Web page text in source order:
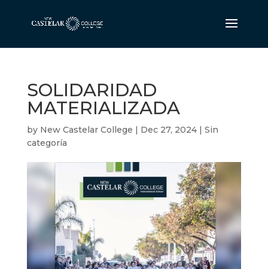
SOLIDARIDAD
MATERIALIZADA
by New Castelar College | Dec 27, 2024| Sin
categoría